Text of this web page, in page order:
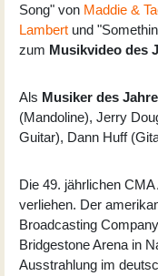
Song" von Maddie &
Lambert und
zum Musikvideo des
Als Musiker des
(Mandoline), Jerry
Guitar), Dann Huff
Die 49. jährlichen CMA
verliehen. Der
Broadcasting
Bridgestone Arena in
Ausstrahlung im